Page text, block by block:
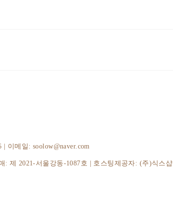
이메일: soolow@naver.com
: 제 2021-서울강동-1087호 | 호스팅제공자: (주)식스샵